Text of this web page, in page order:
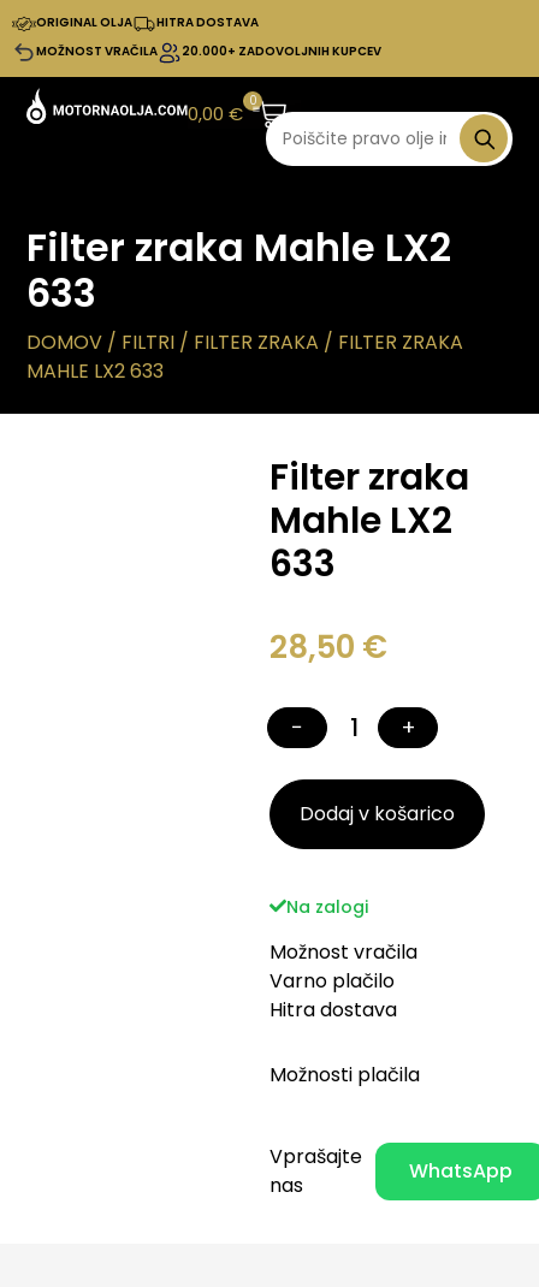
ORIGINAL OLJA
HITRA DOSTAVA
MOŽNOST VRAČILA
20.000+ ZADOVOLJNIH KUPCEV
0,00€
0
Filter zraka Mahle LX2
633
DOMOV / FILTRI / FILTER ZRAKA / FILTER ZRAKA
MAHLE LX2 633
Filter zraka
Mahle LX2
633
28,50 €
− +
Dodaj v košarico
Na zalogi
Možnost vračila
Varno plačilo
Hitra dostava
Možnosti plačila
Vprašajte
nas
WhatsApp